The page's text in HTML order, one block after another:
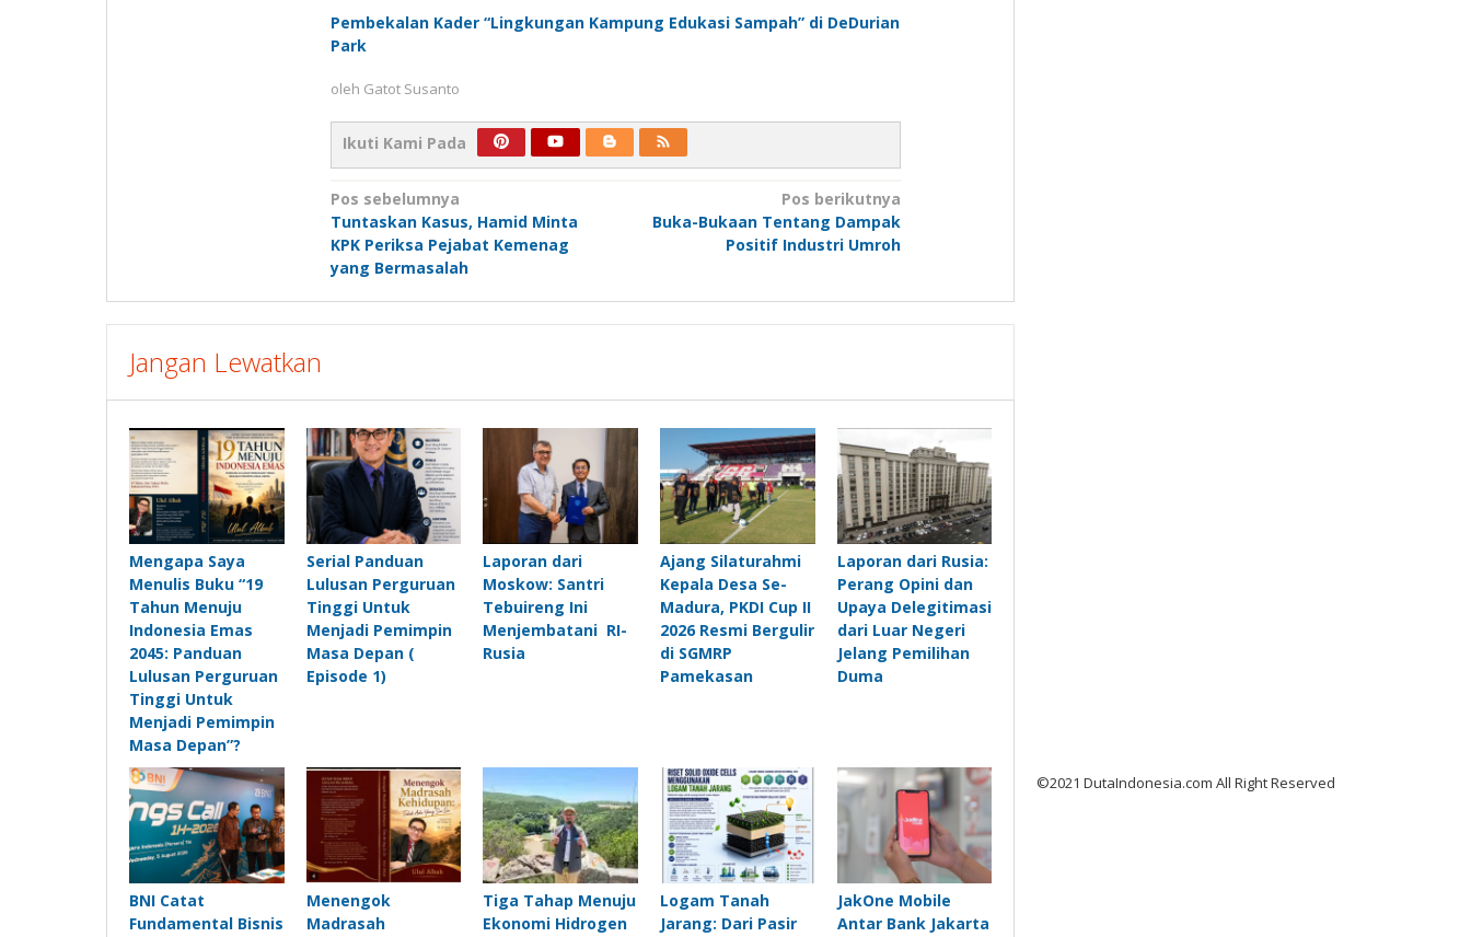
Pembekalan Kader “Lingkungan Kampung Edukasi Sampah” di DeDurian
Park
oleh Gatot Susanto
Ikuti Kami Pada
Navigasi
pos
Pos sebelumnya
Tuntaskan Kasus, Hamid Minta
KPK Periksa Pejabat Kemenag
yang Bermasalah
Pos berikutnya
Buka-Bukaan Tentang Dampak
Positif Industri Umroh
Jangan Lewatkan
Mengapa Saya
Menulis Buku “19
Tahun Menuju
Indonesia Emas
2045: Panduan
Lulusan Perguruan
Tinggi Untuk
Menjadi Pemimpin
Masa Depan”?
Serial Panduan
Lulusan Perguruan
Tinggi Untuk
Menjadi Pemimpin
Masa Depan (
Episode 1)
Laporan dari
Moskow: Santri
Tebuireng Ini
Menjembatani RI-
Rusia
Ajang Silaturahmi
Kepala Desa Se-
Madura, PKDI Cup II
2026 Resmi Bergulir
di SGMRP
Pamekasan
Laporan dari Rusia:
Perang Opini dan
Upaya Delegitimasi
dari Luar Negeri
Jelang Pemilihan
Duma
BNI Catat
Fundamental Bisnis
Menengok
Madrasah
Tiga Tahap Menuju
Ekonomi Hidrogen
Logam Tanah
Jarang: Dari Pasir
JakOne Mobile
Antar Bank Jakarta
©2021 DutaIndonesia.com All Right Reserved